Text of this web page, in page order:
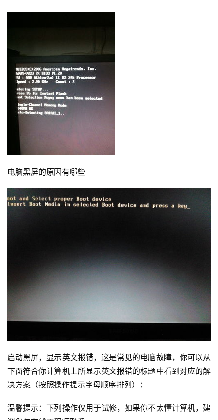
电脑黑屏的原因有哪些
启动黑屏，显示英文报错，这是常见的电脑故障，你可以从
下面符合你计算机上所显示英文报错的标题中看到对应的解
决方案（按照操作提示字母顺序排列）：
温馨提示：下列操作仅用于试修，如果你不太懂计算机，建